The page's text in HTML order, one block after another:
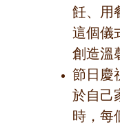
飪、用
這個儀
創造溫
節日慶
於自己
時，每